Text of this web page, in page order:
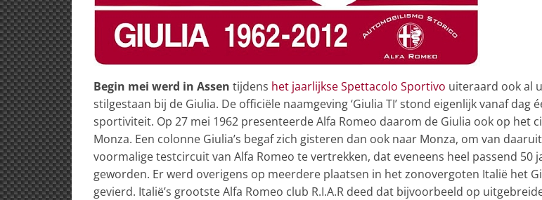
Begin mei werd in Assen tijdens het jaarlijkse Spettacolo Sportivo uiteraard ook al
stilgestaan bij de Giulia. De officiële naamgeving ‘Giulia TI’ stond eigenlijk vanaf dag
sportiviteit. Op 27 mei 1962 presenteerde Alfa Romeo daarom de Giulia ook op het
Monza. Een colonne Giulia’s begaf zich gisteren dan ook naar Monza, om van
voormalige testcircuit van Alfa Romeo te vertrekken, dat eveneens heel passend 50
geworden. Er werd overigens op meerdere plaatsen in het zonovergoten Italië het
gevierd. Italië’s grootste Alfa Romeo club R.I.A.R deed dat bijvoorbeeld op